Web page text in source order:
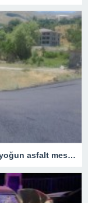
Hakkari Belediyesi’nden kent genelinde yoğun asfalt mesaisi